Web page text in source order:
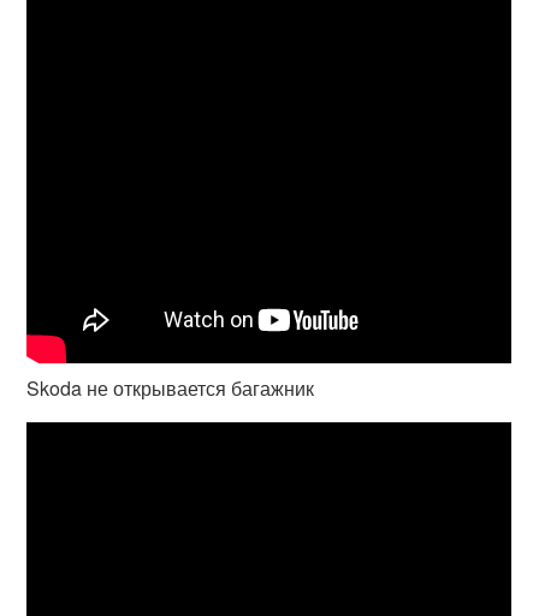
Skoda не открывается багажник